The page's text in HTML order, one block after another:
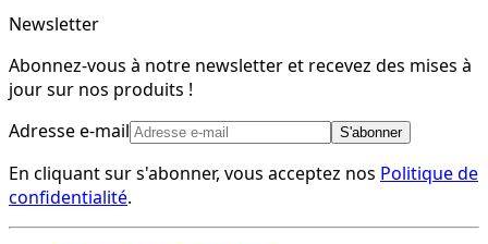
Newsletter
Abonnez-vous à notre newsletter et recevez des mises à
jour sur nos produits !
Adresse e-mail
S'abonner
En cliquant sur s'abonner, vous acceptez nos Politique de
confidentialité.